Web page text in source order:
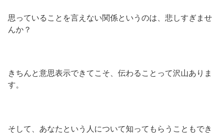
思っていることを言えない関係というのは、悲しすぎませ
んか？
きちんと意思表示できてこそ、伝わることって沢山ありま
す。
そして、あなたという人について知ってもらうこともでき